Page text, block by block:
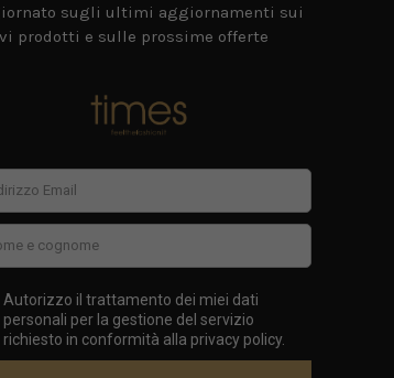
sugli ultimi aggiornamenti sui
prodotti e sulle prossime offerte